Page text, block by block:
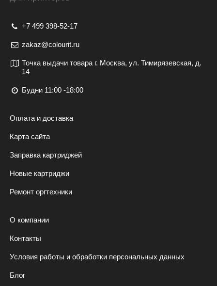
+7 499 398-52-17
zakaz@colourit.ru
Точка выдачи товара г. Москва, ул. Тимирязевская, д.
14
Будни 11:00 -18:00
Оплата и доставка
Карта сайта
Заправка картриджей
Новые картриджи
Ремонт оргтехники
О компании
Контакты
Условия работы и обработки персональных данных
Блог